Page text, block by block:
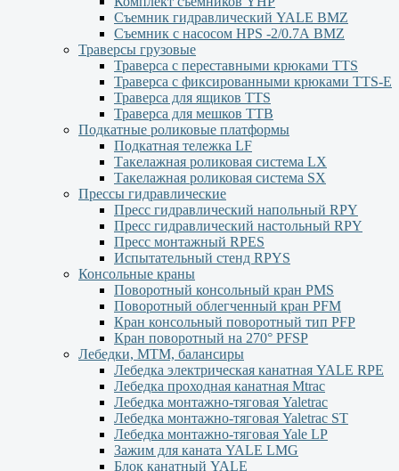
Съемник гидравлический YALE BMZ
Съемник с насосом HPS -2/0.7А BMZ
Траверсы грузовые
Траверса с переставными крюками TTS
Траверса с фиксированными крюками TTS-Е
Траверса для ящиков ТТS
Траверса для мешков ТТВ
Подкатные роликовые платформы
Подкатная тележка LF
Такелажная роликовая система LX
Такелажная роликовая система SX
Прессы гидравлические
Пресс гидравлический напольный RPY
Пресс гидравлический настольный RPY
Пресс монтажный RPES
Испытательный стенд RPYS
Консольные краны
Поворотный консольный кран PMS
Поворотный облегченный кран PFM
Кран консольный поворотный тип PFP
Кран поворотный на 270° PFSP
Лебедки, МТМ, балансиры
Лебедка электрическая канатная YALE RPE
Лебедка проходная канатная Mtrac
Лебедка монтажно-тяговая Yaletrac
Лебедка монтажно-тяговая Yaletrac ST
Лебедка монтажно-тяговая Yale LP
Зажим для каната YALE LMG
Блок канатный YALE